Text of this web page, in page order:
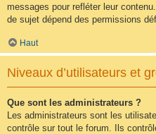
messages pour refléter leur
de sujet dépend des permissions
Haut
Niveaux d’utilisateurs et
Que sont les administrateurs ?
Les administrateurs sont les
contrôle sur tout le forum. Ils